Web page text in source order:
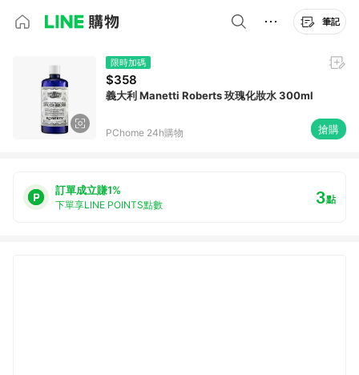
筆記
限時加碼
$358
義大利 Manetti Roberts 玫瑰化妝水 300ml
PChome 24h購物 搶購
訂單成立賺1%
下單享LINE POINTS點數 3點